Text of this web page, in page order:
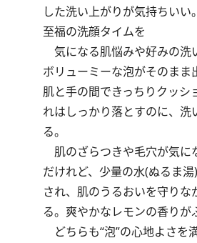
した洗い上がりが気持ちい
至福の洗顔タイムを
気になる肌悩みや好みの洗
ボリューミーな泡がそのまま
肌と手の間できっちりクッ
れはしっかり落とすのに、
る。
肌のざらつきや毛穴が気に
だけれど、少量の水(ぬるま
され、肌のうるおいを守り
る。爽やかなレモンの香りが
どちらも“泡”の心地よさを